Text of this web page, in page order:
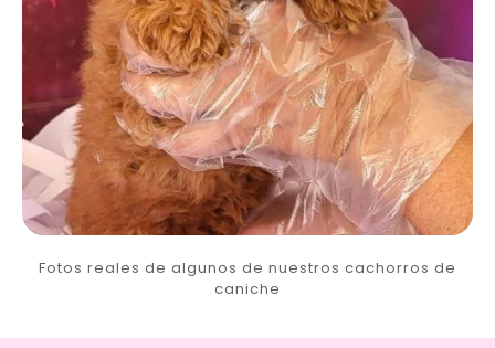
Fotos reales de algunos de nuestros cachorros de
caniche